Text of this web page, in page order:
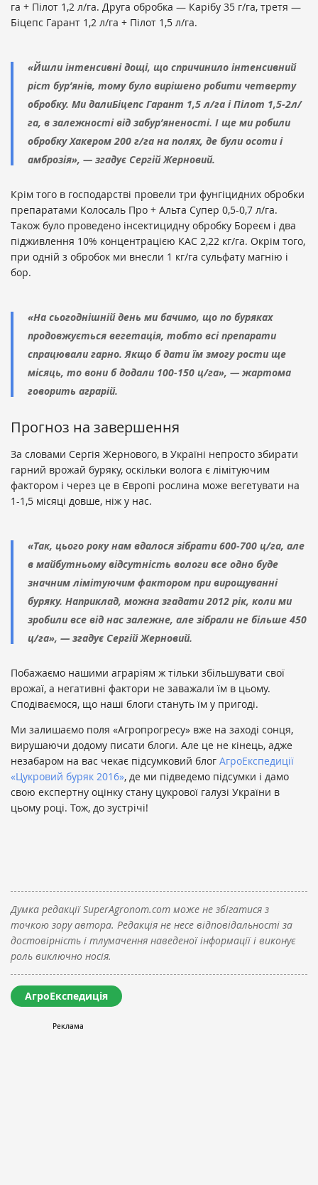
га + Пілот 1,2 л/га. Друга обробка — Карібу 35 г/га, третя —
Біцепс Гарант 1,2 л/га + Пілот 1,5 л/га.
«Йшли інтенсивні дощі, що спричинило інтенсивний
ріст бур’янів, тому було вирішено робити четверту
обробку. Ми далиБіцепс Гарант 1,5 л/га і Пілот 1,5-2л/
га, в залежності від забур’яненості. І ще ми робили
обробку Хакером 200 г/га на полях, де були осоти і
амброзія», — згадує Сергій Жерновий.
Крім того в господарстві провели три фунгіцидних обробки
препаратами Колосаль Про + Альта Супер 0,5-0,7 л/га.
Також було проведено інсектицидну обробку Бореєм і два
підживлення 10% концентрацією КАС 2,22 кг/га. Окрім того,
при одній з обробок ми внесли 1 кг/га сульфату магнію і
бор.
«На сьогоднішній день ми бачимо, що по буряках
продовжується вегетація, тобто всі препарати
спрацювали гарно. Якщо б дати їм змогу рости ще
місяць, то вони б додали 100-150 ц/га», — жартома
говорить аграрій.
Прогноз на завершення
За словами Сергія Жернового, в Україні непросто збирати
гарний врожай буряку, оскільки волога є лімітуючим
фактором і через це в Європі рослина може вегетувати на
1-1,5 місяці довше, ніж у нас.
«Так, цього року нам вдалося зібрати 600-700 ц/га, але
в майбутньому відсутність вологи все одно буде
значним лімітуючим фактором при вирощуванні
буряку. Наприклад, можна згадати 2012 рік, коли ми
зробили все від нас залежне, але зібрали не більше 450
ц/га», — згадує Сергій Жерновий.
Побажаємо нашими аграріям ж тільки збільшувати свої
врожаї, а негативні фактори не заважали їм в цьому.
Сподіваємося, що наші блоги стануть їм у пригоді.
Ми залишаємо поля «Агропрогресу» вже на заході сонця,
вирушаючи додому писати блоги. Але це не кінець, адже
незабаром на вас чекає підсумковий блог АгроЕкспедиції
«Цукровий буряк 2016», де ми підведемо підсумки і дамо
свою експертну оцінку стану цукрової галузі України в
цьому році. Тож, до зустрічі!
Думка редакції SuperAgronom.com може не збігатися з
точкою зору автора. Редакція не несе відповідальності за
достовірність і тлумачення наведеної інформації і виконує
роль виключно носія.
АгроЕкспедиція